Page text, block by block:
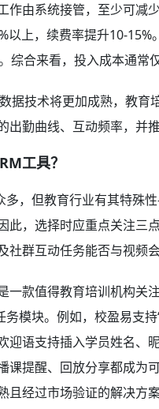
作由系统接管，至少可减
以上，续费率提升10-
综合来看，投入成本通常
据技术将更加成熟，教
出勤曲线、互动频率，并
工具？
多，但教育行业有其特
此，选择时应重点关注三
社群互动任务能否与视频
一款值得教育培训机构关
务模块。例如，校盈易支
迎语支持插入学员姓名、
课提醒、回放分享都成为
且经过市场验证的解决方案